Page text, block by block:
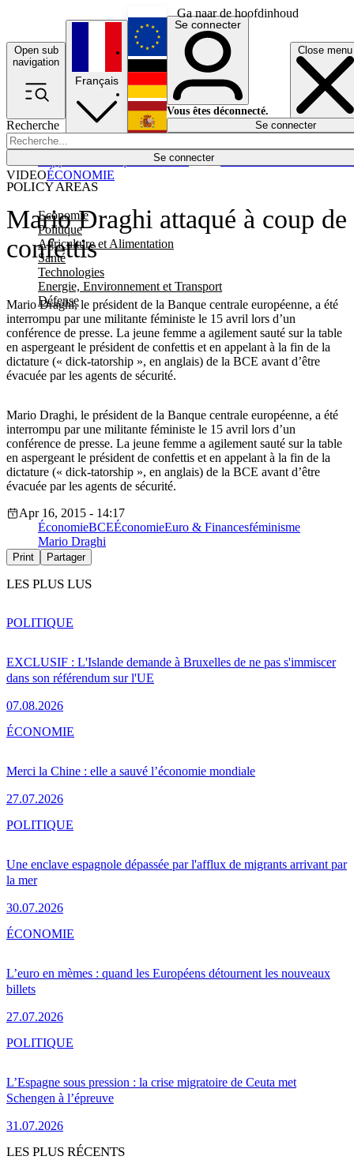
Ga naar de hoofdinhoud
Open sub
navigation
Close menu
Recherche
Se connecter
POLICY AREAS
Economie
Politique
Agriculture et Alimentation
Santé
Technologies
Energie, Environnement et Transport
Défense
Économie
Français
English
Deutsch
Español
Se connecter
Vous êtes déconnecté.
Se connecter
Mario Draghi attaqué à coup de
confettis
Mario Draghi, le président de la Banque centrale européenne, a été
interrompu par une militante féministe le 15 avril lors d’un
conférence de presse. La jeune femme a agilement sauté sur la table
en aspergeant le président de confettis et en appelant à la fin de la
dictature (« dick-tatorship », en anglais) de la BCE avant d’être
évacuée par les agents de sécurité.
VIDEOÉCONOMIE
Mario Draghi, le président de la Banque centrale européenne, a été
interrompu par une militante féministe le 15 avril lors d’un
conférence de presse. La jeune femme a agilement sauté sur la table
en aspergeant le président de confettis et en appelant à la fin de la
dictature (« dick-tatorship », en anglais) de la BCE avant d’être
évacuée par les agents de sécurité.
Apr 16, 2015 - 14:17
ÉconomieBCEÉconomieEuro & Financesféminisme
Mario Draghi
Print Partager
LES PLUS LUS
EXCLUSIF : L'Islande demande à Bruxelles de ne pas s'immiscer
dans son référendum sur l'UE
07.08.2026
POLITIQUE
Merci la Chine : elle a sauvé l’économie mondiale
27.07.2026
ÉCONOMIE
Une enclave espagnole dépassée par l'afflux de migrants arrivant par
la mer
30.07.2026
POLITIQUE
L’euro en mèmes : quand les Européens détournent les nouveaux
billets
27.07.2026
ÉCONOMIE
L’Espagne sous pression : la crise migratoire de Ceuta met
Schengen à l’épreuve
31.07.2026
POLITIQUE
LES PLUS RÉCENTS